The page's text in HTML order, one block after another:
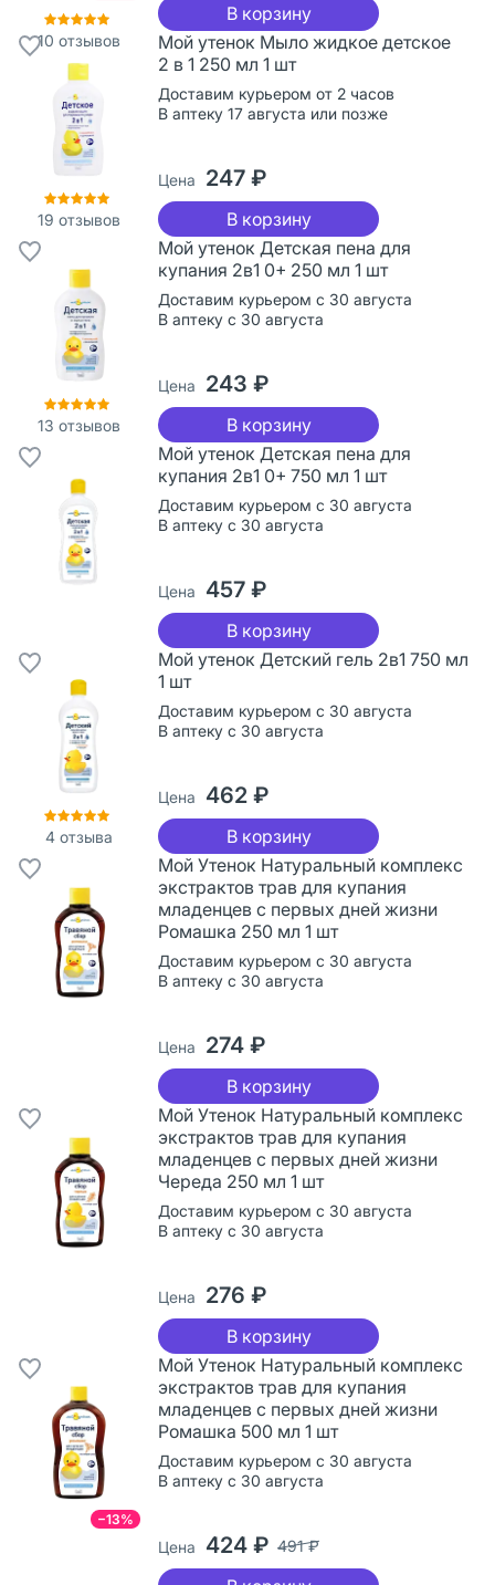
10 отзывов
В корзину
19 отзывов
Мой утенок Мыло жидкое детское
2 в 1 250 мл 1 шт
Доставим курьером от 2 часов
В аптеку 17 августа или позже
Цена 247 ₽
В корзину
13 отзывов
Мой утенок Детская пена для
купания 2в1 0+ 250 мл 1 шт
Доставим курьером с 30 августа
В аптеку с 30 августа
Цена 243 ₽
В корзину
Мой утенок Детская пена для
купания 2в1 0+ 750 мл 1 шт
Доставим курьером с 30 августа
В аптеку с 30 августа
Цена 457 ₽
В корзину
4отзыва
Мой утенок Детский гель 2в1 750 мл
1 шт
Доставим курьером с 30 августа
В аптеку с 30 августа
Цена 462 ₽
В корзину
Мой Утенок Натуральный комплекс
экстрактов трав для купания
младенцев с первых дней жизни
Ромашка 250 мл 1 шт
Доставим курьером с 30 августа
В аптеку с 30 августа
Цена 274 ₽
В корзину
Мой Утенок Натуральный комплекс
экстрактов трав для купания
младенцев с первых дней жизни
Череда 250 мл 1 шт
Доставим курьером с 30 августа
В аптеку с 30 августа
Цена 276 ₽
В корзину
−13%
Мой Утенок Натуральный комплекс
экстрактов трав для купания
младенцев с первых дней жизни
Ромашка 500 мл 1 шт
Доставим курьером с 30 августа
В аптеку с 30 августа
Цена 424 ₽ 491 ₽